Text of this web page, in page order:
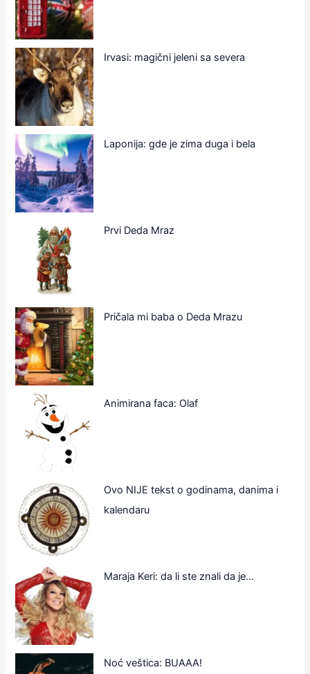
Irvasi: magični jeleni sa severa
Laponija: gde je zima duga i bela
Prvi Deda Mraz
Pričala mi baba o Deda Mrazu
Animirana faca: Olaf
Ovo NIJE tekst o godinama, danima i
kalendaru
Maraja Keri: da li ste znali da je…
Noć veštica: BUAAA!